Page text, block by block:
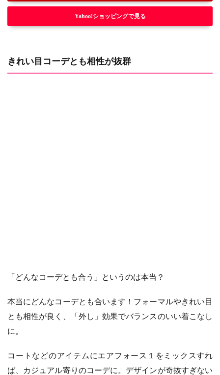
Yahoo!ショッピングで見る
きれい目コーデとも相性が抜群
「どんなコーデとも合う」というのは本当？
本当にどんなコーデとも合います！フォーマルやきれい目
とも相性が良く、「外し」効果でバランスのいい着こなし
に。
コートなどのアイテムにエアフォース１をミックスすれ
ば、カジュアル寄りのコーデに。デザインが奇抜すぎない